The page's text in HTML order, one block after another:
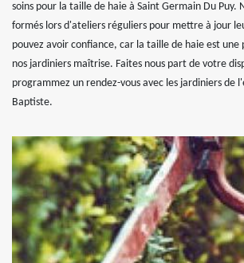
soins pour la taille de haie à Saint Germain Du Puy.
formés lors d'ateliers réguliers pour mettre à jour
pouvez avoir confiance, car la taille de haie est
nos jardiniers maîtrise. Faites nous part de votre
programmez un rendez-vous avec les jardiniers de
Baptiste.